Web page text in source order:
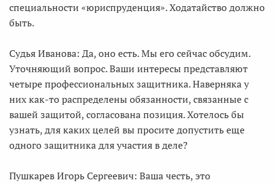
специальности «юриспруденция». Ходатайство должно
быть.
Судья Иванова: Да, оно есть. Мы его сейчас обсудим.
Уточняющий вопрос. Ваши интересы представляют
четыре профессиональных защитника. Наверняка у
них как-то распределены обязанности, связанные с
вашей защитой, согласована позиция. Хотелось бы
узнать, для каких целей вы просите допустить еще
одного защитника для участия в деле?
Пушкарев Игорь Сергеевич: Ваша честь, это